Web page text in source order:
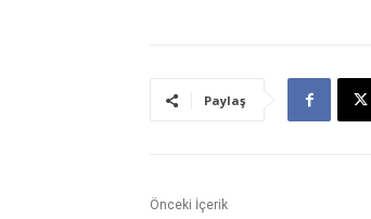
Paylaş
Önceki İçerik